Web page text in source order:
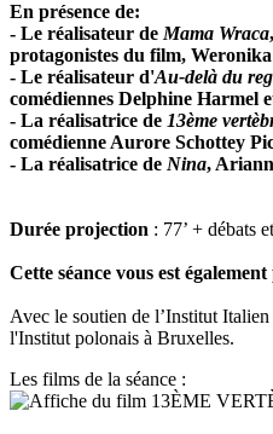
En présence de:
- Le réalisateur deMama Wraca
protagonistes du film,
- Le réalisateur d'Au-delà du
comédiennes Delphine Harmel
- La réalisatrice de 13ème
comédienne Aurore Schottey
- La réalisatrice de Nina,
Durée projection : 77’ + débats
Cette séance vous est
Avec le soutien de l’Institut
l'Institut polonais à Bruxelles.
Les films de la séance :